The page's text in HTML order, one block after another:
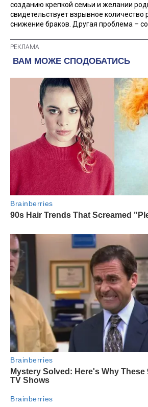
созданию крепкой семьи и желании
свидетельствует взрывное количество
снижение браков. Другая проблема –